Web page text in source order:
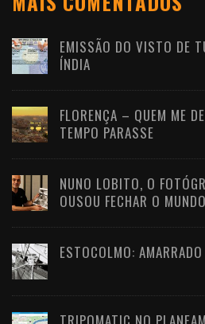
EMISSÃO DO VISTO DE
ÍNDIA
FLORENÇA – QUEM ME
TEMPO PARASSE
NUNO LOBITO, O
OUSOU FECHAR O MUNDO
ESTOCOLMO: